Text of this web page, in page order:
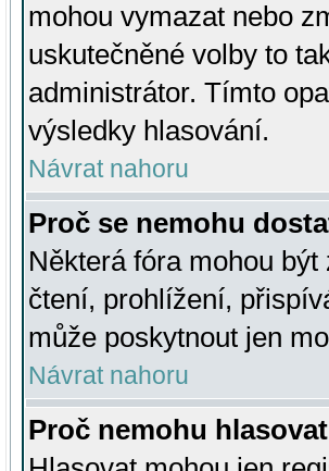
mohou vymazat nebo
uskutečněné volby to
administrátor. Tímto
výsledky hlasování.
Návrat nahoru
Proč se nemohu
Některá fóra mohou
čtení, prohlížení,
může poskytnout jen
Návrat nahoru
Proč nemohu